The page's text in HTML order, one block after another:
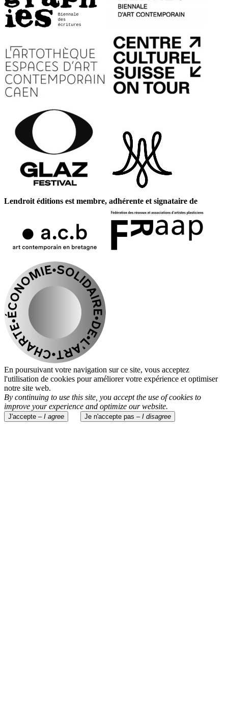
Lendroit éditions est membre, adhérente et signataire de
En poursuivant votre navigation sur ce site, vous acceptez
l'utilisation de cookies pour améliorer votre expérience et optimiser
notre site web.
By continuing to use this site, you accept the use of cookies to
improve your experience and optimize our website.
J'accepte – I agree Je n'accepte pas – I disagree